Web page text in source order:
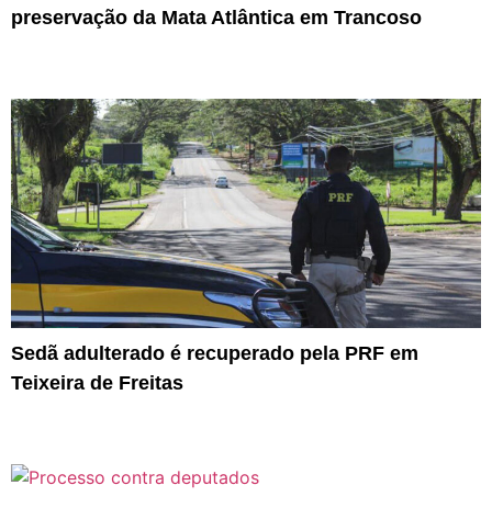
preservação da Mata Atlântica em Trancoso
Sedã adulterado é recuperado pela PRF em
Teixeira de Freitas